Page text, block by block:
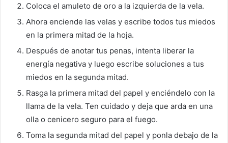
Coloca el amuleto de oro a la izquierda de la vela.
Ahora enciende las velas y escribe todos tus miedos
en la primera mitad de la hoja.
Después de anotar tus penas, intenta liberar la
energía negativa y luego escribe soluciones a tus
miedos en la segunda mitad.
Rasga la primera mitad del papel y enciéndelo con la
llama de la vela. Ten cuidado y deja que arda en una
olla o cenicero seguro para el fuego.
Toma la segunda mitad del papel y ponla debajo de la